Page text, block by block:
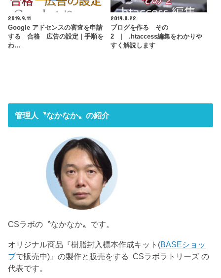
2019.9.11
Google アドセンスの審査を申請
する 合格 広告の設定 | 手順を
わ…
2019.8.22
ブログを作る その
2 | .htaccess編集をわかりや
すく解説します
管理人〝なかなか〟の紹介
CSラボの〝なかなか〟です。
オリジナル商品『樹脂封入標本作成キット(BASEショッ
プで販売中)』の製作と販売をする CSラボラトリーズ の
代表です。